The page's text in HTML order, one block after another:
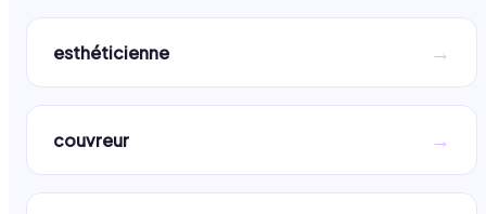
esthéticienne →
couvreur →